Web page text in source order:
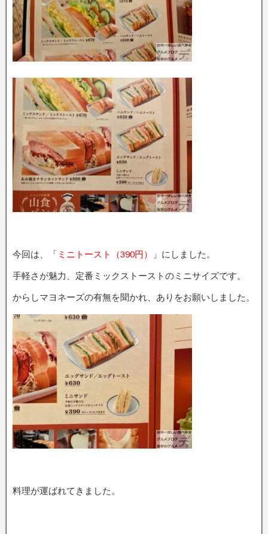
今回は、「 ミニトースト（390円） 」にしました。
手軽さが魅力、定番ミックストーストのミニサイズです。
からしマヨネーズの有無を聞かれ、ありをお願いしました。
料理が運ばれてきました。